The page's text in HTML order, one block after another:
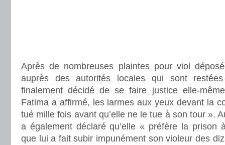
Après de nombreuses plaintes pour viol
auprès des autorités locales qui sont
finalement décidé de se faire justice elle-
Fatima a affirmé, les larmes aux yeux devant la
tué mille fois avant qu’elle ne le tue à son tour ».
a également déclaré qu’elle « préfère la prison
que lui a fait subir impunément son violeur des